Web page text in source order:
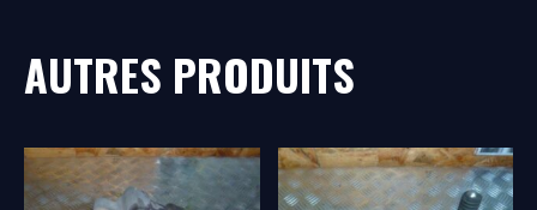
AUTRES PRODUITS